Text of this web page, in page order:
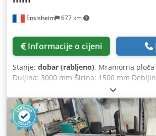
Ensisheim 677 km
Informacije o cijeni
Stanje: dobar (rabljeno), Mramorna ploča
Duljina: 3000 mm Širina: 1500 mm
na nogama: 600 mm Codpezmw H Eefx
6 Težina: cca 4 t Korištena kao mramorna
koordinatno mjerenje. Dostupne su 2 iste